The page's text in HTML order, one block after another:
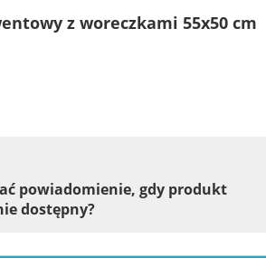
z woreczkami 55x50 cm
powiadomienie, gdy produkt
dostępny?